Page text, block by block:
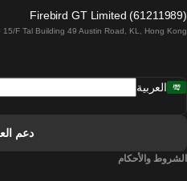
قطارات من
Firebird GT Limited (61211989)
15/F Tal Building 49 Austin Road, KL, Hong Kong
العربية
دعم
الشروط والأحكام